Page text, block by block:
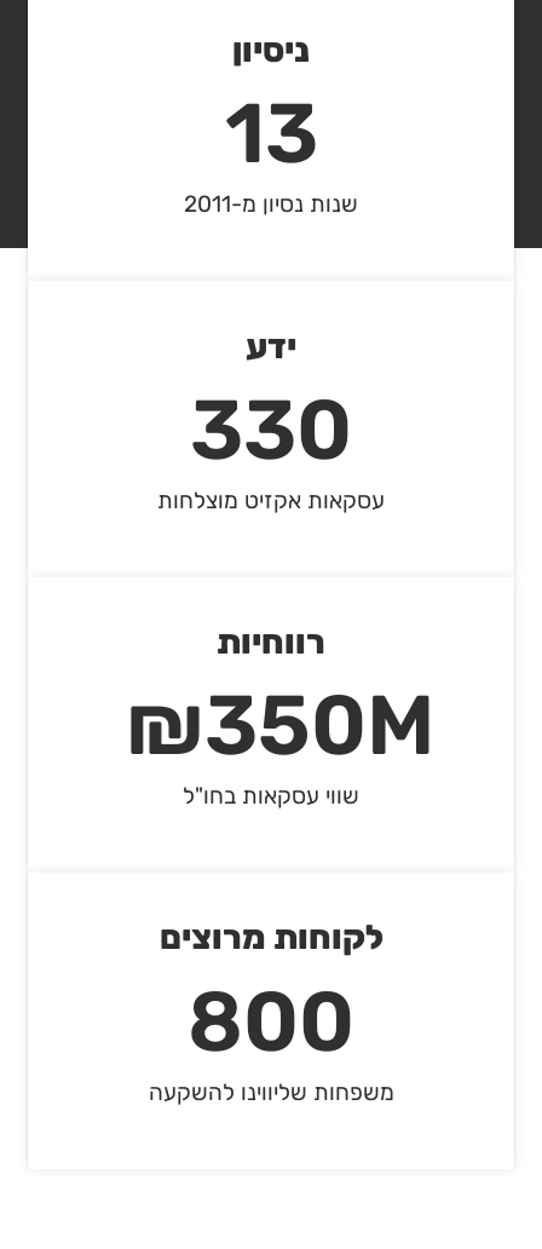
ניסיון
שנות נסיון מ-2011
13
ידע
עסקאות אקזיט מוצלחות
330
רווחיות
שווי עסקאות בחו"ל
M
350
₪
לקוחות מרוצים
משפחות שליווינו להשקעה
800
קולוני